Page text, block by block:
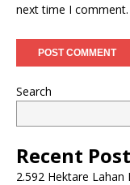
next time I comment.
Search
Recent
2.592 Hektare Lahan